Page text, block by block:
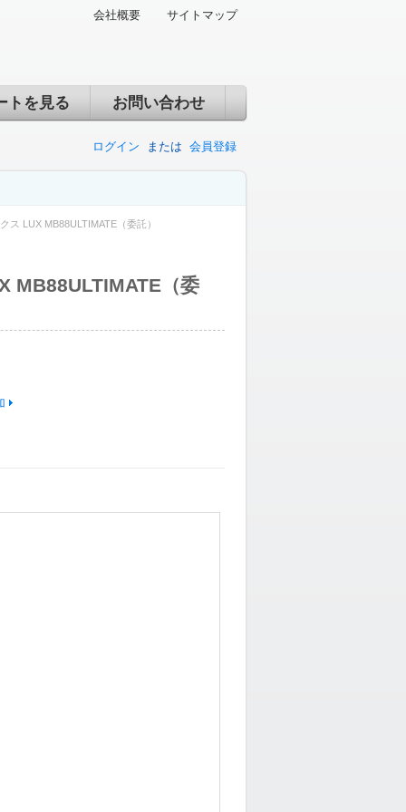
会社概要 サイトマップ
トを見る お問い合わせ
ログイン または 会員登録
ス LUX MB88ULTIMATE（委託）
MB88ULTIMATE（委